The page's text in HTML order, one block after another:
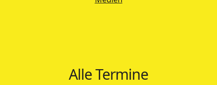
Alle Termine